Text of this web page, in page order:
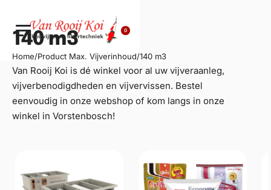
0
140 m3
Home/Product Max. Vijverinhoud/140 m3
Van Rooij Koi is dé winkel voor al uw vijveraanleg,
vijverbenodigdheden en vijvervissen. Bestel
eenvoudig in onze webshop of kom langs in onze
winkel in Vorstenbosch!